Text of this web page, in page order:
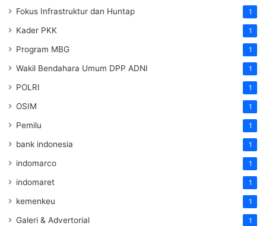
Fokus Infrastruktur dan Huntap 1
Kader PKK 1
Program MBG 1
Wakil Bendahara Umum DPP ADNI 1
POLRI 1
OSIM 1
Pemilu 1
bank indonesia 1
indomarco 1
indomaret 1
kemenkeu 1
Galeri & Advertorial 1